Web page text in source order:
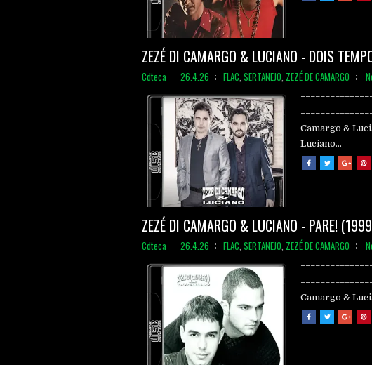
ZEZÉ DI CAMARGO & LUCIANO - DOIS
Cdteca 26.4.26 FLAC SERTANEJO ZEZÉ DE CAMARGO
Camargo &
Luciano...
ZEZÉ DI CAMARGO & LUCIANO - PARE!
Cdteca 26.4.26 FLAC SERTANEJO ZEZÉ DE CAMARGO
Camargo &